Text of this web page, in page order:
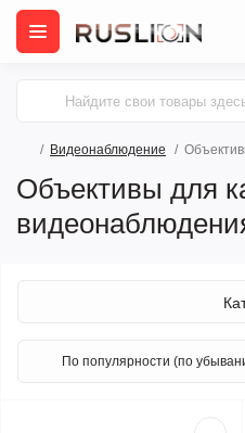
Видеонаблюдение
Объективы для